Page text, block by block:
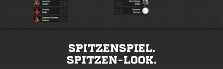
SPITZENSPIEL.
SPITZEN-LOOK.